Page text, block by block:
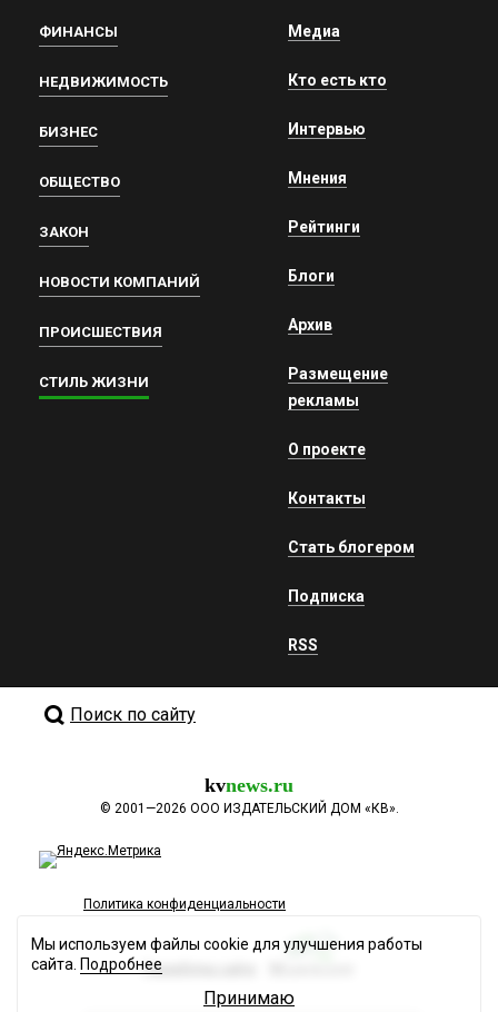
ФИНАНСЫ
НЕДВИЖИМОСТЬ
БИЗНЕС
ОБЩЕСТВО
ЗАКОН
НОВОСТИ КОМПАНИЙ
ПРОИСШЕСТВИЯ
СТИЛЬ ЖИЗНИ
Медиа
Кто есть кто
Интервью
Мнения
Рейтинги
Блоги
Архив
Размещение
рекламы
О проекте
Контакты
Стать блогером
Подписка
RSS
Поиск по сайту
kvnews.ru
© 2001—2026 ООО ИЗДАТЕЛЬСКИЙ ДОМ «КВ».
Политика конфиденциальности
Разработка сайта
Мы используем файлы cookie для улучшения работы
сайта. Подробнее
Принимаю